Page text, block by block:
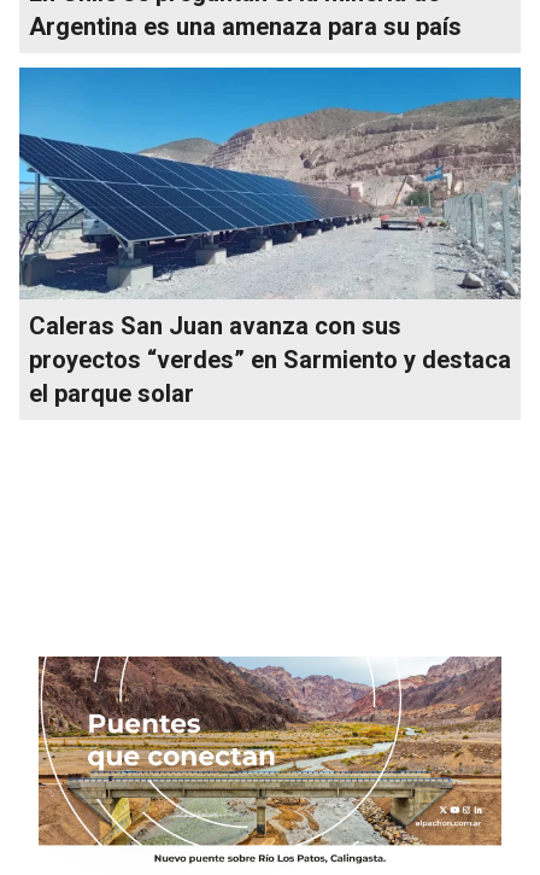
Argentina es una amenaza para su país
Caleras San Juan avanza con sus
proyectos “verdes” en Sarmiento y destaca
el parque solar